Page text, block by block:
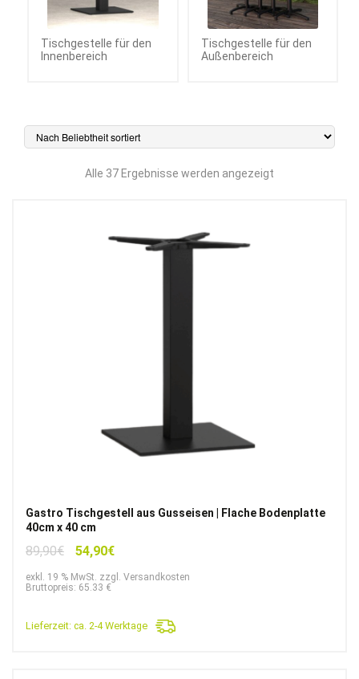
Tischgestelle für den
Innenbereich
Tischgestelle für den
Außenbereich
Alle 37 Ergebnisse werden angezeigt
Gastro Tischgestell aus Gusseisen | Flache Bodenplatte
40cm x 40 cm
89,90€
Ursprünglicher
war:
54,90€Aktueller
ist:
exkl. 19 % MwSt. zzgl. Versandkosten
Bruttopreis: 65.33 €
Lieferzeit: ca. 2-4 Werktage